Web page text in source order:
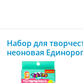
Набор для
неоновая